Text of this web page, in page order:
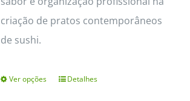
criação de pratos contemporâneos
de sushi.
Ver opções
ThisDetalhes